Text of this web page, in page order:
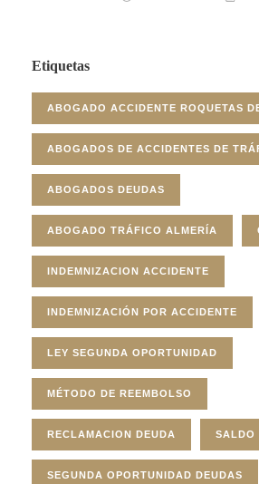
Etiquetas
ABOGADO ACCIDENTE ROQUETAS
ABOGADOS DE ACCIDENTES DE
ABOGADOS DEUDAS
ABOGADO TRÁFICO ALMERÍA
INDEMNIZACION ACCIDENTE
INDEMNIZACIÓN POR ACCIDENTE
LEY SEGUNDA OPORTUNIDAD
MÉTODO DE REEMBOLSO
RECLAMACION DEUDA SALDO
SEGUNDA OPORTUNIDAD DEUDAS